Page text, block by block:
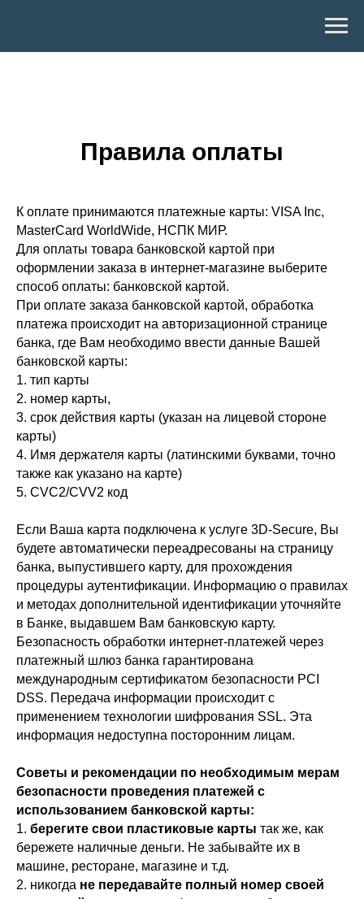
Правила оплаты
К оплате принимаются платежные карты: VISA Inc,
MasterCard WorldWide, НСПК МИР.
Для оплаты товара банковской картой при
оформлении заказа в интернет-магазине выберите
способ оплаты: банковской картой.
При оплате заказа банковской картой, обработка
платежа происходит на авторизационной странице
банка, где Вам необходимо ввести данные Вашей
банковской карты:
1. тип карты
2. номер карты,
3. срок действия карты (указан на лицевой стороне
карты)
4. Имя держателя карты (латинскими буквами, точно
также как указано на карте)
5. CVC2/CVV2 код
Если Ваша карта подключена к услуге 3D-Secure, Вы
будете автоматически переадресованы на страницу
банка, выпустившего карту, для прохождения
процедуры аутентификации. Информацию о правилах
и методах дополнительной идентификации уточняйте
в Банке, выдавшем Вам банковскую карту.
Безопасность обработки интернет-платежей через
платежный шлюз банка гарантирована
международным сертификатом безопасности PCI
DSS. Передача информации происходит с
применением технологии шифрования SSL. Эта
информация недоступна посторонним лицам.
Советы и рекомендации по необходимым мерам
безопасности проведения платежей с
использованием банковской карты:
1. берегите свои пластиковые карты так же, как
бережете наличные деньги. Не забывайте их в
машине, ресторане, магазине и т.д.
2. никогда не передавайте полный номер своей